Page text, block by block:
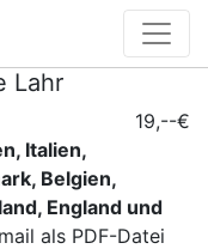
Lahr
19,--€
Italien,
Belgien,
England und
als PDF-Datei